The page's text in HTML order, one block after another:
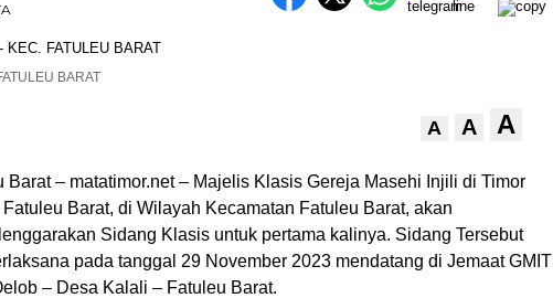
BARAT
A A A
Barat – matatimor.net – Majelis Klasis Gereja Masehi Injili di Timor
Fatuleu Barat, di Wilayah Kecamatan Fatuleu Barat, akan
Sidang Klasis untuk pertama kalinya. Sidang Tersebut
pada tanggal 29 November 2023 mendatang di Jemaat GMIT
– Desa Kalali – Fatuleu Barat.